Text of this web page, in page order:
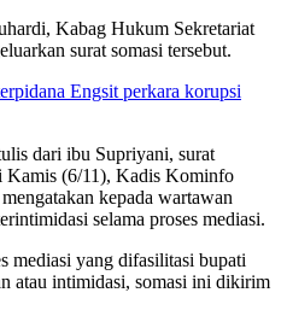
Kabag Hukum Sekretariat
surat somasi tersebut.
Engsit perkara korupsi
dari ibu Supriyani, surat
Kamis (6/11), Kadis Kominfo
kepada wartawan
selama proses mediasi.
mediasi yang difasilitasi bupati
atau intimidasi, somasi ini dikirim